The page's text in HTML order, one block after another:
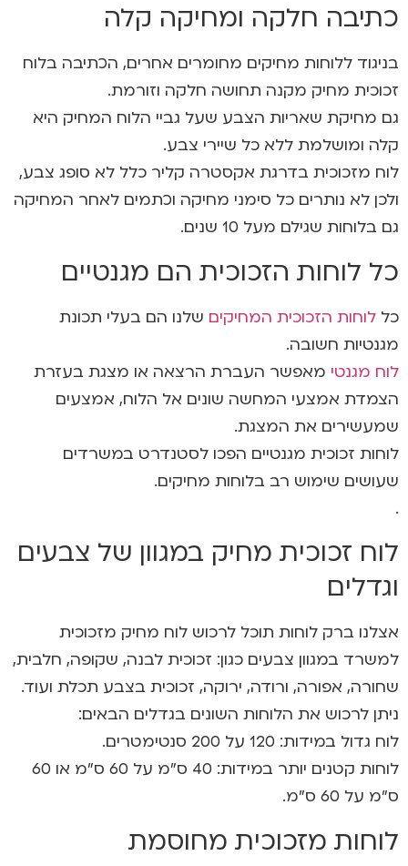
כתיבה חלקה ומחיקה קלה
בניגוד ללוחות מחיקים מחומרים אחרים, הכתיבה בלוח
זכוכית מחיק מקנה תחושה חלקה וזורמת.
גם מחיקת שאריות הצבע שעל גביי הלוח המחיק היא
קלה ומושלמת ללא כל שיירי צבע.
לוח מזכוכית בדרגת אקסטרה קליר כלל לא סופג צבע,
ולכן לא נותרים כל סימני מחיקה וכתמים לאחר המחיקה
גם בלוחות שגילם מעל 10 שנים.
כל לוחות הזכוכית הם מגנטיים
כל לוחות הזכוכית המחיקים שלנו הם בעלי תכונת
מגנטיות חשובה.
לוח מגנטי מאפשר העברת הרצאה או מצגת בעזרת
הצמדת אמצעי המחשה שונים אל הלוח, אמצעים
שמעשירים את המצגת.
לוחות זכוכית מגנטיים הפכו לסטנדרט במשרדים
שעושים שימוש רב בלוחות מחיקים.
.
לוח זכוכית מחיק במגוון של צבעים
וגדלים
אצלנו ברק לוחות תוכל לרכוש לוח מחיק מזכוכית
למשרד במגוון צבעים כגון: זכוכית לבנה, שקופה, חלבית,
שחורה, אפורה, ורודה, ירוקה, זכוכית בצבע תכלת ועוד.
ניתן לרכוש את הלוחות השונים בגדלים הבאים:
לוח גדול במידות: 120 על 200 סנטימטרים.
לוחות קטנים יותר במידות: 40 ס”מ על 60 ס”מ או 60
ס”מ על 60 ס”מ.
לוחות מזכוכית מחוסמת